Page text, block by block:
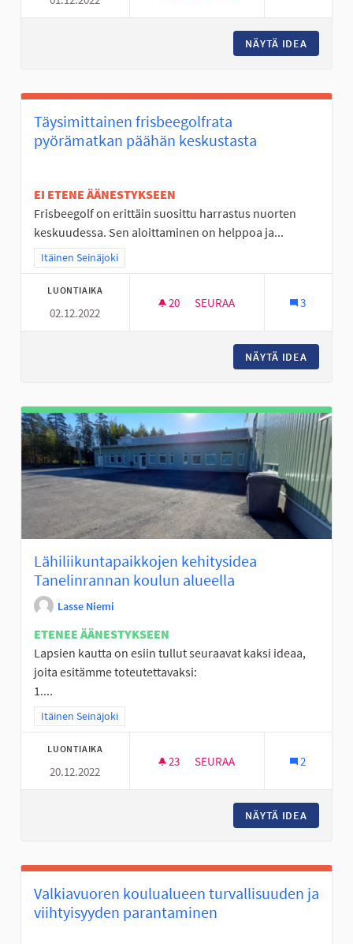
NÄYTÄ IDEA
Täysimittainen frisbeegolfrata
pyörämatkan päähän keskustasta
EI ETENE ÄÄNESTYKSEEN
Frisbeegolf on erittäin suosittu harrastus nuorten
keskuudessa. Sen aloittaminen on helppoa ja...
Rajaa tulokset teeman mukaan: Itäinen Seinäjoki
Itäinen Seinäjoki
LUONTIAIKA
02.12.2022
20 20 SEURAAJAA
SEURAA 3
NÄYTÄ IDEA
Lähiliikuntapaikkojen kehitysidea
Tanelinrannan koulun alueella
Lasse Niemi
ETENEE ÄÄNESTYKSEEN
Lapsien kautta on esiin tullut seuraavat kaksi ideaa,
joita esitämme toteutettavaksi:
1....
Rajaa tulokset teeman mukaan: Itäinen Seinäjoki
Itäinen Seinäjoki
LUONTIAIKA
20.12.2022
23 23 SEURAAJAA
SEURAA 2
NÄYTÄ IDEA
Valkiavuoren koulualueen turvallisuuden ja
viihtyisyyden parantaminen